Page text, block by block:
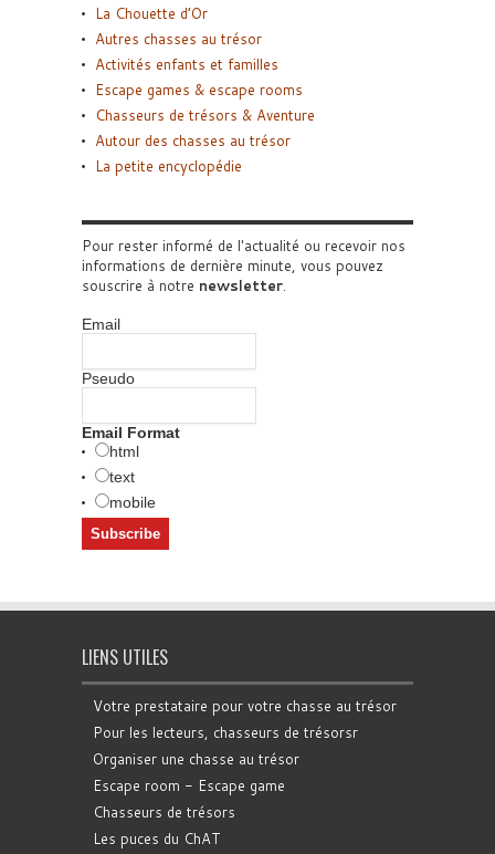
La Chouette d’Or
Autres chasses au trésor
Activités enfants et familles
Escape games & escape rooms
Chasseurs de trésors & Aventure
Autour des chasses au trésor
La petite encyclopédie
Pour rester informé de l'actualité ou recevoir nos
informations de dernière minute, vous pouvez
souscrire à notre newsletter.
Email
Pseudo
Email Format
html
text
mobile
LIENS UTILES
Votre prestataire pour votre chasse au trésor
Pour les lecteurs, chasseurs de trésorsr
Organiser une chasse au trésor
Escape room - Escape game
Chasseurs de trésors
Les puces du ChAT